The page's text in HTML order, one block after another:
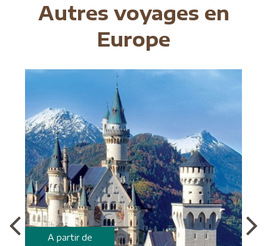
Autres voyages en
Europe
A partir de